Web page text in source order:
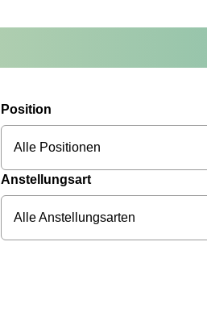
Position
Alle Positionen
Anstellungsart
Alle Anstellungsarten